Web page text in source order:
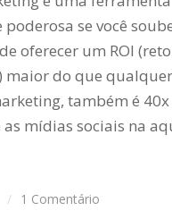
se você
oferecer um ROI
maior do que
também é
mídias sociais na
/ 1 Comentário